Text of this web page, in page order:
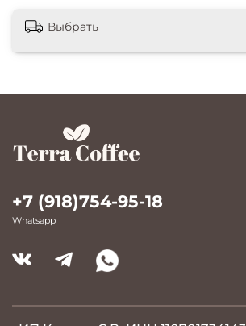
Выбрать
+7 (918)754-95-18
Whatsapp